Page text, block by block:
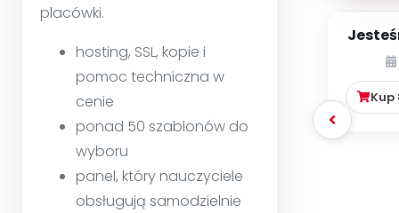
placówki.
hosting, SSL, kopie i
pomoc techniczna w
cenie
ponad 50 szablonów do
wyboru
panel, który nauczyciele
obsługują samodzielnie
Kup